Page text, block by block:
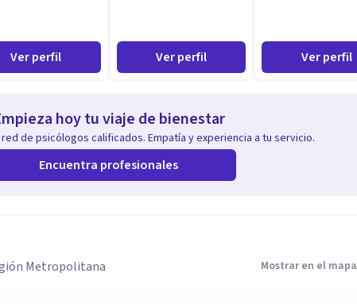
Ver perfil Ver perfil Ver perfil
hoy tu viaje de bienestar
de psicólogos calificados. Empatía y experiencia a tu servicio.
Encuentra profesionales
Metropolitana
Mostrar en el mapa